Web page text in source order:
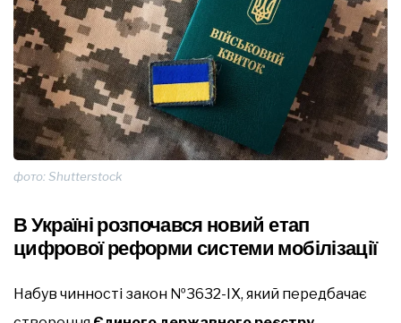
фото: Shutterstock
В Україні розпочався новий етап
цифрової реформи системи мобілізації
Набув чинності закон №3632-ІХ, який передбачає